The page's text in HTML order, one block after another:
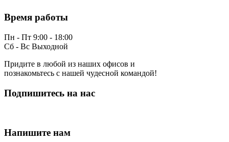
Время работы
Пн - Пт 9:00 - 18:00
Сб - Вс Выходной
Придите в любой из наших офисов и
познакомьтесь с нашей чудесной командой!
Подпишитесь на нас
Напишите нам